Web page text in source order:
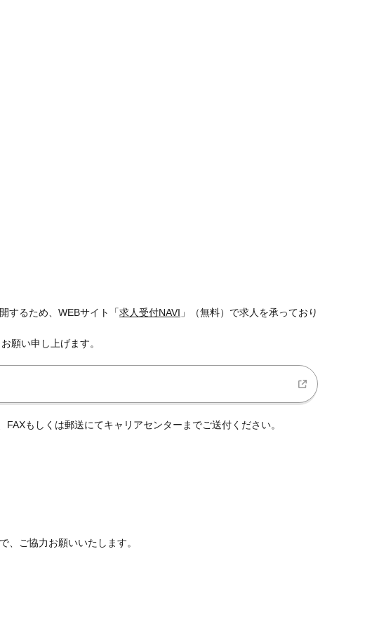
するため、WEBサイト「求人受付NAVI 」（無料）で求人を承っており
願い申し上げます。
もしくは郵送にてキャリアセンターまでご送付ください。
、ご協力お願いいたします。